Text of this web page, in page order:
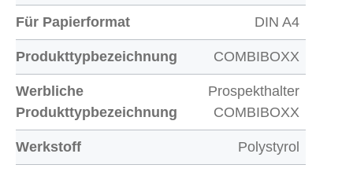
Für Papierformat DIN A4
Produkttypbezeichnung COMBIBOXX
Werbliche
Produkttypbezeichnung
Prospekthalter
COMBIBOXX
Werkstoff Polystyrol